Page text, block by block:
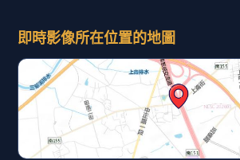
即時影像所在位置的地圖